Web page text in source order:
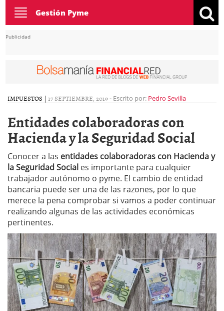
Toggle
navigation
Gestión Pyme
Publicidad
IMPUESTOS | 17 SEPTIEMBRE, 2019- Escrito por: Pedro Sevilla
Entidades colaboradoras con
Hacienda y la Seguridad Social
Conocer a las entidades colaboradoras con Hacienda y
la Seguridad Social es importante para cualquier
trabajador autónomo o pyme. El cambio de entidad
bancaria puede ser una de las razones, por lo que
merece la pena comprobar si vamos a poder continuar
realizando algunas de las actividades económicas
pertinentes.